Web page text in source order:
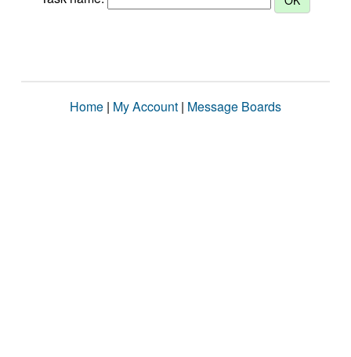
Home | My Account | Message Boards